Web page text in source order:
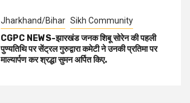
Jharkhand/Bihar Sikh Community
CGPC NEWS-झारखंड जनक शिबू सोरेन की पहली
पुण्यतिथि पर सेंट्रल गुरुद्वारा कमेटी ने उनकी प्रतिमा पर
माल्यार्पण कर श्रद्धा सुमन अर्पित किए.